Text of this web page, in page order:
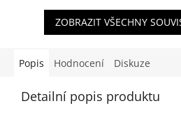
ZOBRAZIT VŠECHNY
Popis Hodnocení Diskuze
Detailní popis produktu